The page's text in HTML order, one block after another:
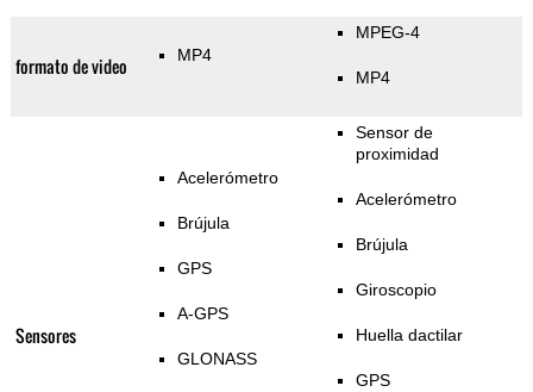
formato de video MP4
MPEG-4
MP4
Sensores
Acelerómetro
Brújula
GPS
A-GPS
GLONASS
Sensor de
proximidad
Acelerómetro
Brújula
Giroscopio
Huella dactilar
GPS